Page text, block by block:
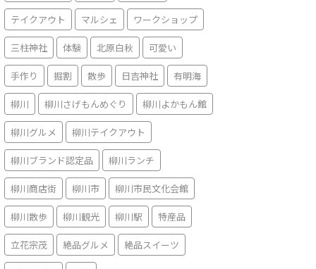
テイクアウト マルシェ ワークショップ
三柱神社 体験 北原白秋 可愛い
手作り 掘割 散歩 日吉神社 有明海
柳川 柳川さげもんめぐり 柳川よかもん館
柳川グルメ 柳川テイクアウト
柳川ブランド認定品 柳川ランチ
柳川商店街 柳川市 柳川市民文化会館
柳川散歩 柳川観光 柳川駅 特産品
立花宗茂 絶品グルメ 絶品スイーツ